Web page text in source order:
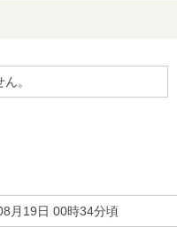
。
月19日 00時34分頃